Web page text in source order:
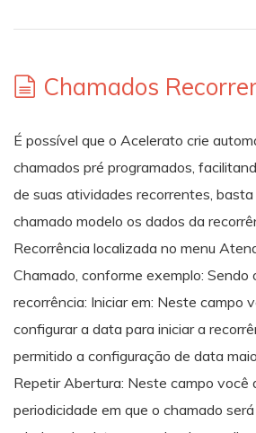
Chamados
É possível que o Acelerato crie
chamados pré programados,
de suas atividades recorrentes,
chamado modelo os dados da
Recorrência localizada no menu
Chamado, conforme exemplo: Sendo
recorrência: Iniciar em: Neste campo
configurar a data para iniciar a
permitido a configuração de data
Repetir Abertura: Neste campo você
periodicidade em que o chamado